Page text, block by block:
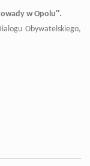
w Opolu”.
Obywatelskiego,